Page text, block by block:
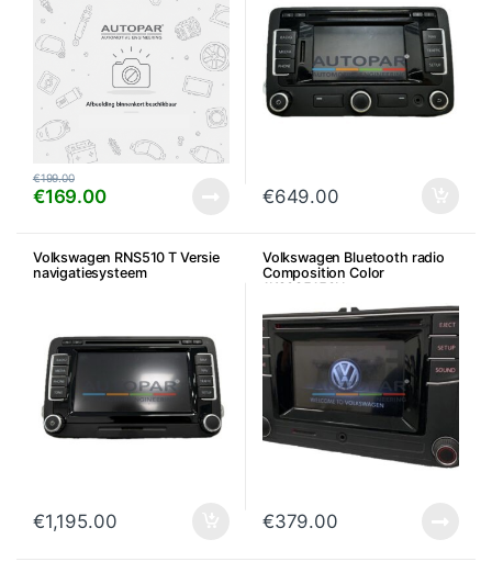
€169.00
€199.00
€649.00
Volkswagen RNS510 T Versie
navigatiesysteem
€1,195.00
Volkswagen Bluetooth radio
Composition Color
1K8035150H
€379.00